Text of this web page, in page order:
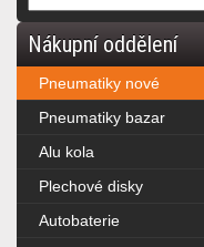
Nákupní oddělení
Pneumatiky nové
Pneumatiky bazar
Alu kola
Plechové disky
Autobaterie